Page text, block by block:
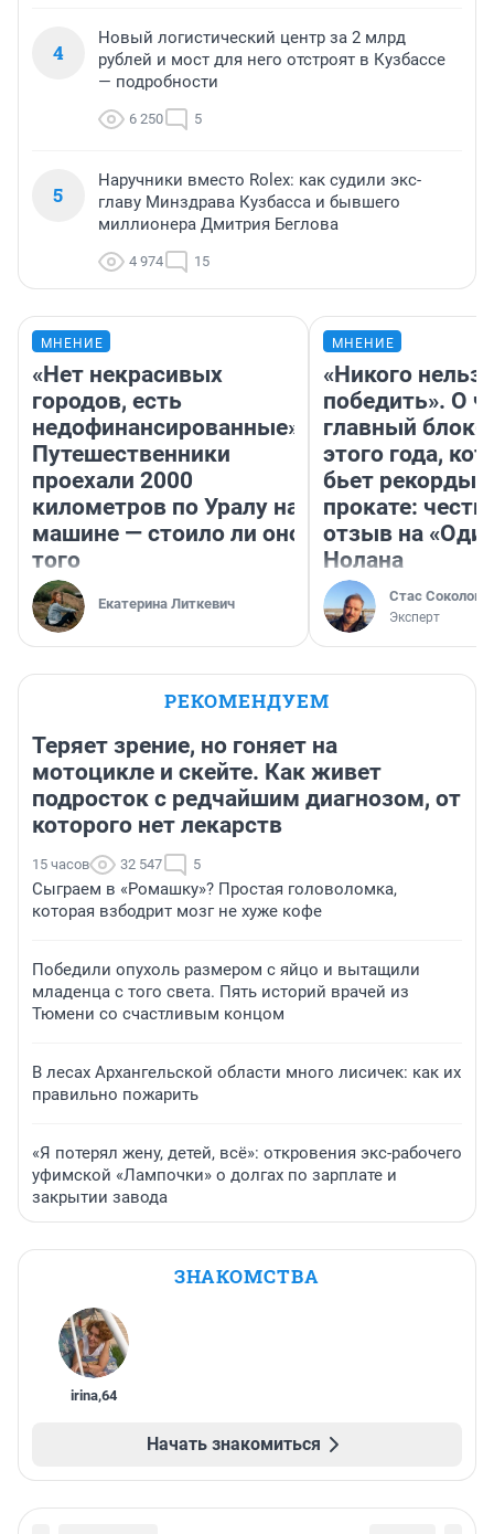
4
Новый логистический центр за 2 млрд
рублей и мост для него отстроят в Кузбассе
— подробности
6 250 5
5
Наручники вместо Rolex: как судили экс-
главу Минздрава Кузбасса и бывшего
миллионера Дмитрия Беглова
4 974 15
МНЕНИЕ
«Нет некрасивых
городов, есть
недофинансированные».
Путешественники
проехали 2000
километров по Уралу на
машине — стоило ли оно
того
Екатерина Литкевич
МНЕНИЕ
«Никого нельзя
победить». О
главный
этого года,
бьет рекорды в
прокате:
отзыв на
Нолана
Стас Соколов
Эксперт
РЕКОМЕНДУЕМ
Теряет зрение, но гоняет на
мотоцикле и скейте. Как живет
подросток с редчайшим диагнозом, от
которого нет лекарств
15 часов 32 547 5
Сыграем в «Ромашку»? Простая головоломка,
которая взбодрит мозг не хуже кофе
Победили опухоль размером с яйцо и вытащили
младенца с того света. Пять историй врачей из
Тюмени со счастливым концом
В лесах Архангельской области много лисичек: как их
правильно пожарить
«Я потерял жену, детей, всё»: откровения экс-рабочего
уфимской «Лампочки» о долгах по зарплате и
закрытии завода
ЗНАКОМСТВА
irina,64
Начать знакомиться